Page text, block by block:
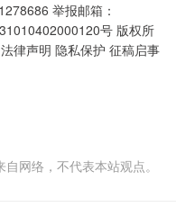
举报邮箱：
号 版权所
律声明 隐私保护 征稿启事
网络，不代表本站观点。